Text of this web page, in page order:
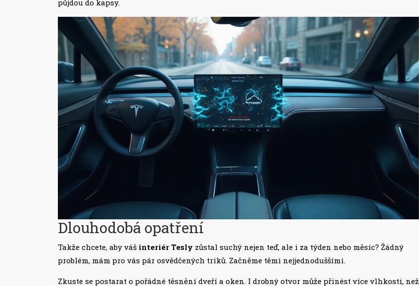
půjdou do kapsy.
Dlouhodobá opatření
Takže chcete, aby váš interiér Tesly zůstal suchý nejen teď, ale i za týden nebo měsíc? Žádný
problém, mám pro vás pár osvědčených triků. Začněme těmi nejjednoduššími.
Zkuste se postarat o pořádné těsnění dveří a oken. I drobný otvor může přinést více vlhkosti, než